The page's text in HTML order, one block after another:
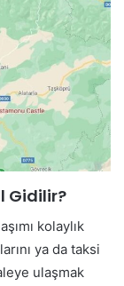
Gidilir?
kolaylık
ya da taksi
ulaşmak